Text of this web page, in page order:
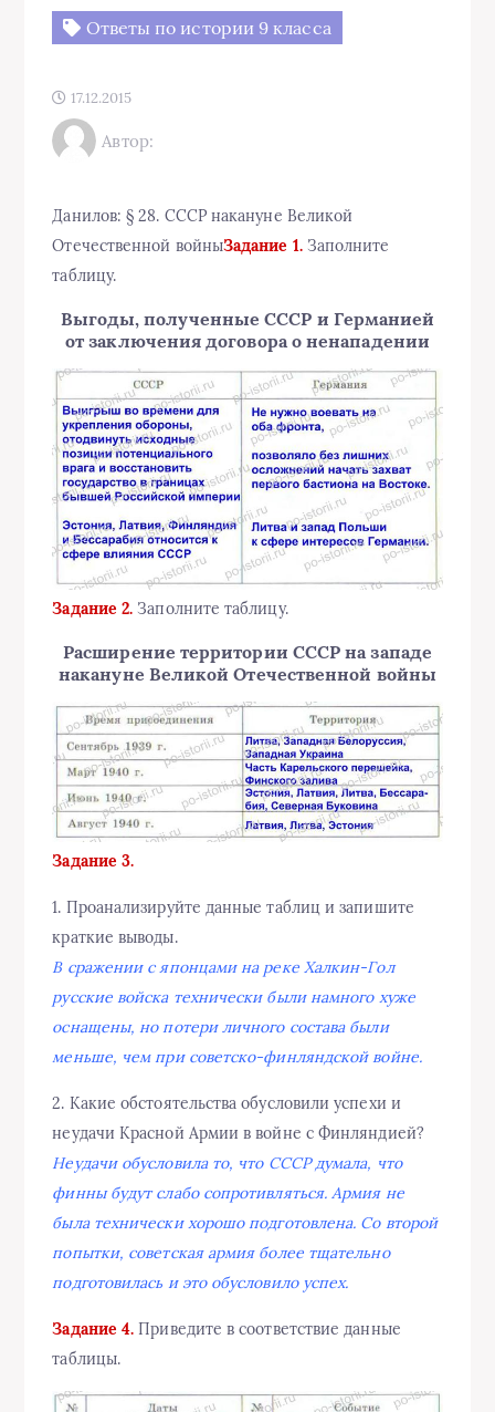
Ответы по истории 9 класса
17.12.2015
Автор:
Данилов: § 28. СССР накануне Великой
Отечественной войныЗадание 1.Заполните
таблицу.
Выгоды, полученные СССР и Германией
от заключения договора о ненападении
Задание 2. Заполните таблицу.
Расширение территории СССР на западе
накануне Великой Отечественной войны
Задание 3.
1. Проанализируйте данные таблиц и запишите
краткие выводы.
В сражении с японцами на реке Халкин-Гол
русские войска технически были намного хуже
оснащены, но потери личного состава были
меньше, чем при советско-финляндской войне.
2. Какие обстоятельства обусловили успехи и
неудачи Красной Армии в войне с Финляндией?
Неудачи обусловила то, что СССР думала, что
финны будут слабо сопротивляться. Армия не
была технически хорошо подготовлена. Со второй
попытки, советская армия более тщательно
подготовилась и это обусловило успех.
Задание 4. Приведите в соответствие данные
таблицы.